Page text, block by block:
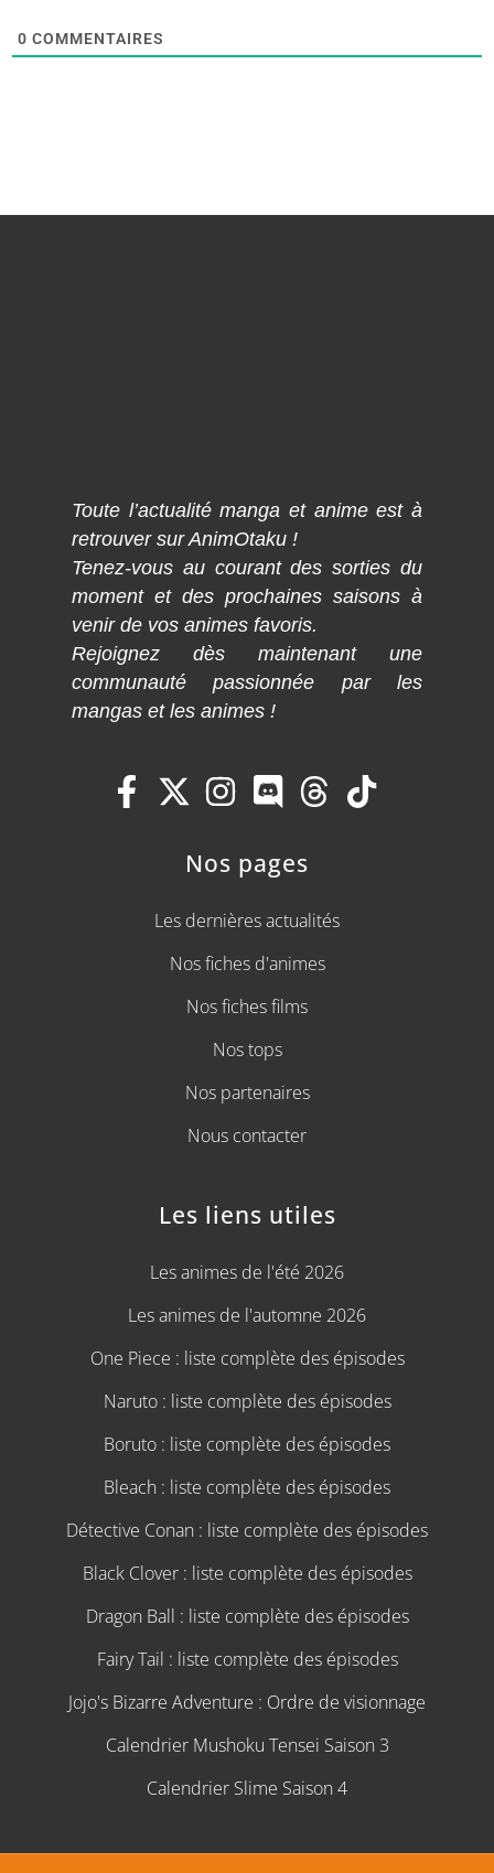
0 COMMENTAIRES
Toute l’actualité manga et anime est à
retrouver sur AnimOtaku !
Tenez-vous au courant des sorties du
moment et des prochaines saisons à
venir de vos animes favoris.
Rejoignez dès maintenant une
communauté passionnée par les
mangas et les animes !
Nos pages
Les dernières actualités
Nos fiches d'animes
Nos fiches films
Nos tops
Nos partenaires
Nous contacter
Les liens utiles
Les animes de l'été 2026
Les animes de l'automne 2026
One Piece : liste complète des épisodes
Naruto : liste complète des épisodes
Boruto : liste complète des épisodes
Bleach : liste complète des épisodes
Détective Conan : liste complète des épisodes
Black Clover : liste complète des épisodes
Dragon Ball : liste complète des épisodes
Fairy Tail : liste complète des épisodes
Jojo's Bizarre Adventure : Ordre de visionnage
Calendrier Mushoku Tensei Saison 3
Calendrier Slime Saison 4